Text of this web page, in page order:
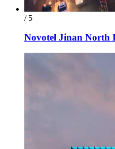
/ 5
Novotel Jinan North